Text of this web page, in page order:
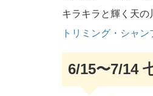
キラキラと輝く天の
トリミング・シャ
6/15〜7/14